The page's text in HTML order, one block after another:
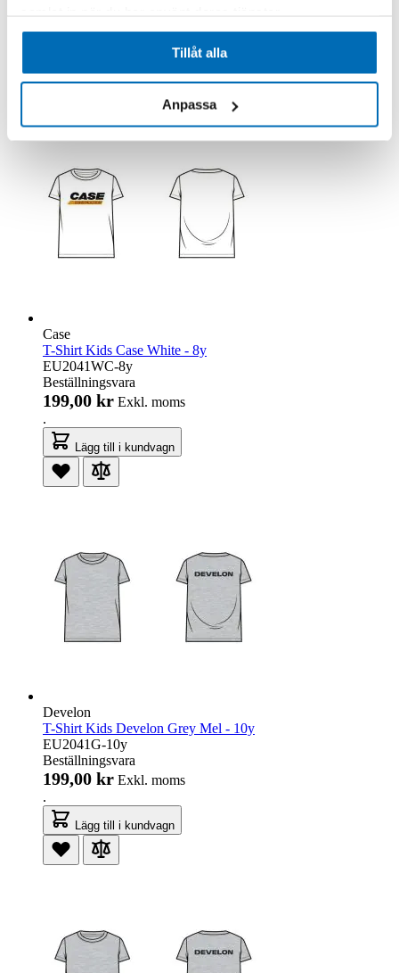
Tillåt alla
Anpassa
Case
T-Shirt Kids Case White - 8y
EU2041WC-8y
Beställningsvara
199,00 kr Exkl. moms
.
Lägg till i kundvagn
Develon
T-Shirt Kids Develon Grey Mel - 10y
EU2041G-10y
Beställningsvara
199,00 kr Exkl. moms
.
Lägg till i kundvagn